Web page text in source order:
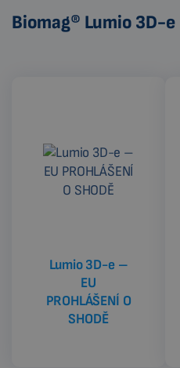
Biomag® Lumio 3D-e
Lumio 3D-e –
EU
PROHLÁŠENÍ O
SHODĚ